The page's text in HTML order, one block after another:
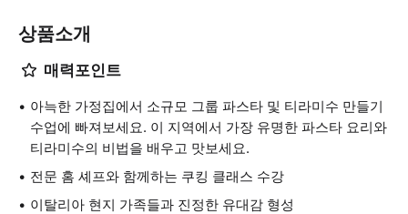
상품소개
매력포인트
아늑한 가정집에서 소규모 그룹 파스타 및 티라미수 만들기
수업에 빠져보세요. 이 지역에서 가장 유명한 파스타 요리와
티라미수의 비법을 배우고 맛보세요.
전문 홈 셰프와 함께하는 쿠킹 클래스 수강
이탈리아 현지 가족들과 진정한 유대감 형성